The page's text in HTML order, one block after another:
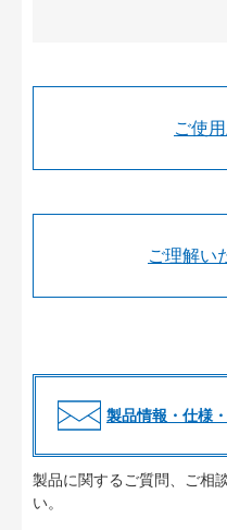
ご使
ご理解い
製品情報・仕様
製品に関するご質問、ご相
い。